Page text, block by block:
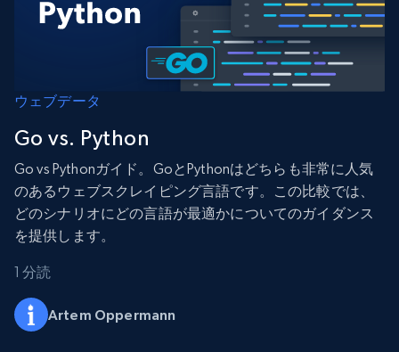
ウェブデータ
Go vs. Python
Go vs Pythonガイド。GoとPythonはどちらも非常に人気
のあるウェブスクレイピング言語です。この比較では、
どのシナリオにどの言語が最適かについてのガイダンス
を提供します。
1 分読
Artem Oppermann